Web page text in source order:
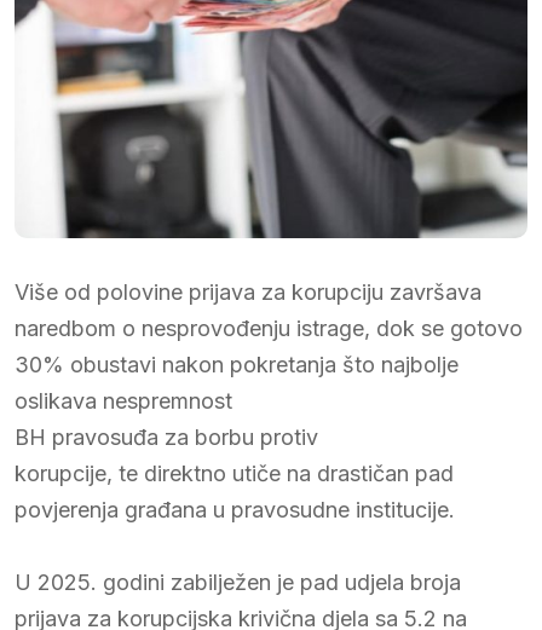
Više od polovine prijava za korupciju završava
naredbom o nesprovođenju istrage, dok se gotovo
30% obustavi nakon pokretanja što najbolje
oslikava nespremnost
BH pravosuđa za borbu protiv
korupcije, te direktno utiče na drastičan pad
povjerenja građana u pravosudne institucije.
U 2025. godini zabilježen je pad udjela broja
prijava za korupcijska krivična djela sa 5.2 na